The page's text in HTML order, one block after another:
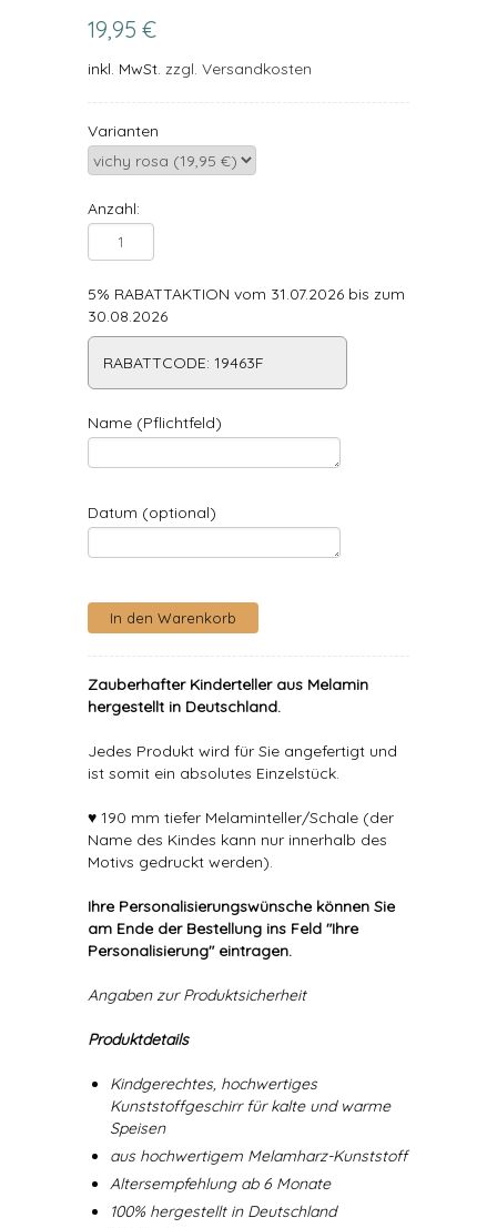
19,95 €
inkl. MwSt. zzgl. Versandkosten
Varianten
Anzahl:
5% RABATTAKTION vom 31.07.2026 bis zum
30.08.2026
RABATTCODE: 19463F
Name (Pflichtfeld)
Datum (optional)
Zauberhafter Kinderteller aus Melamin
hergestellt in Deutschland.
Jedes Produkt wird für Sie angefertigt und
ist somit ein absolutes Einzelstück.
♥ 190 mm tiefer Melaminteller/Schale (der
Name des Kindes kann nur innerhalb des
Motivs gedruckt werden).
Ihre Personalisierungswünsche können Sie
am Ende der Bestellung ins Feld "Ihre
Personalisierung" eintragen.
Angaben zur Produktsicherheit
Produktdetails
Kindgerechtes, hochwertiges
Kunststoffgeschirr für kalte und warme
Speisen
aus hochwertigem Melamharz-Kunststoff
Altersempfehlung ab 6 Monate
100% hergestellt in Deutschland